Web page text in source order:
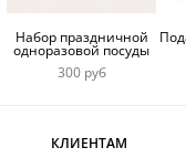
Набор праздничной
одноразовой посуды
300 руб
КЛИЕНТАМ